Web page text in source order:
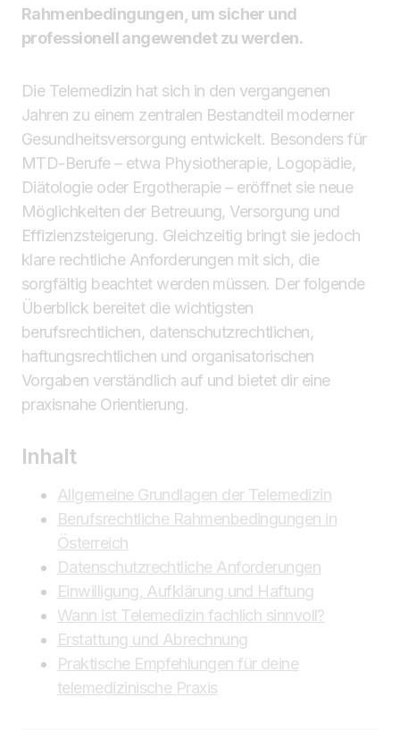
Rahmenbedingungen, um sicher und
professionell angewendet zu werden.
Die Telemedizin hat sich in den vergangenen
Jahren zu einem zentralen Bestandteil moderner
Gesundheitsversorgung entwickelt. Besonders für
MTD-Berufe – etwa Physiotherapie, Logopädie,
Diätologie oder Ergotherapie – eröffnet sie neue
Möglichkeiten der Betreuung, Versorgung und
Effizienzsteigerung. Gleichzeitig bringt sie jedoch
klare rechtliche Anforderungen mit sich, die
sorgfältig beachtet werden müssen. Der folgende
Überblick bereitet die wichtigsten
berufsrechtlichen, datenschutzrechtlichen,
haftungsrechtlichen und organisatorischen
Vorgaben verständlich auf und bietet dir eine
praxisnahe Orientierung.
Inhalt
Allgemeine Grundlagen der Telemedizin
Berufsrechtliche Rahmenbedingungen in
Österreich
Datenschutzrechtliche Anforderungen
Einwilligung, Aufklärung und Haftung
Wann ist Telemedizin fachlich sinnvoll?
Erstattung und Abrechnung
Praktische Empfehlungen für deine
telemedizinische Praxis